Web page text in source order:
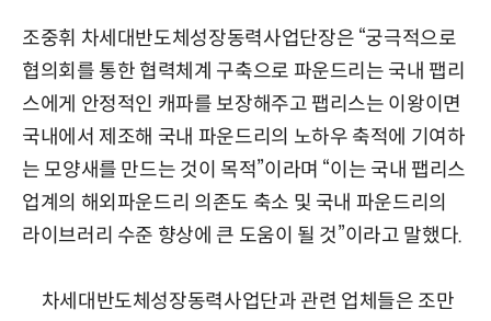
조중휘 차세대반도체성장동력사업단장은 “궁극적으로
협의회를 통한 협력체계 구축으로 파운드리는 국내 팹리
스에게 안정적인 캐파를 보장해주고 팹리스는 이왕이면
국내에서 제조해 국내 파운드리의 노하우 축적에 기여하
는 모양새를 만드는 것이 목적”이라며 “이는 국내 팹리스
업계의 해외파운드리 의존도 축소 및 국내 파운드리의
라이브러리 수준 향상에 큰 도움이 될 것”이라고 말했다.
차세대반도체성장동력사업단과 관련 업체들은 조만